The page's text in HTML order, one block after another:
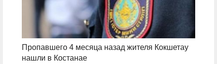
Пропавшего 4 месяца назад жителя Кокшетау
нашли в Костанае